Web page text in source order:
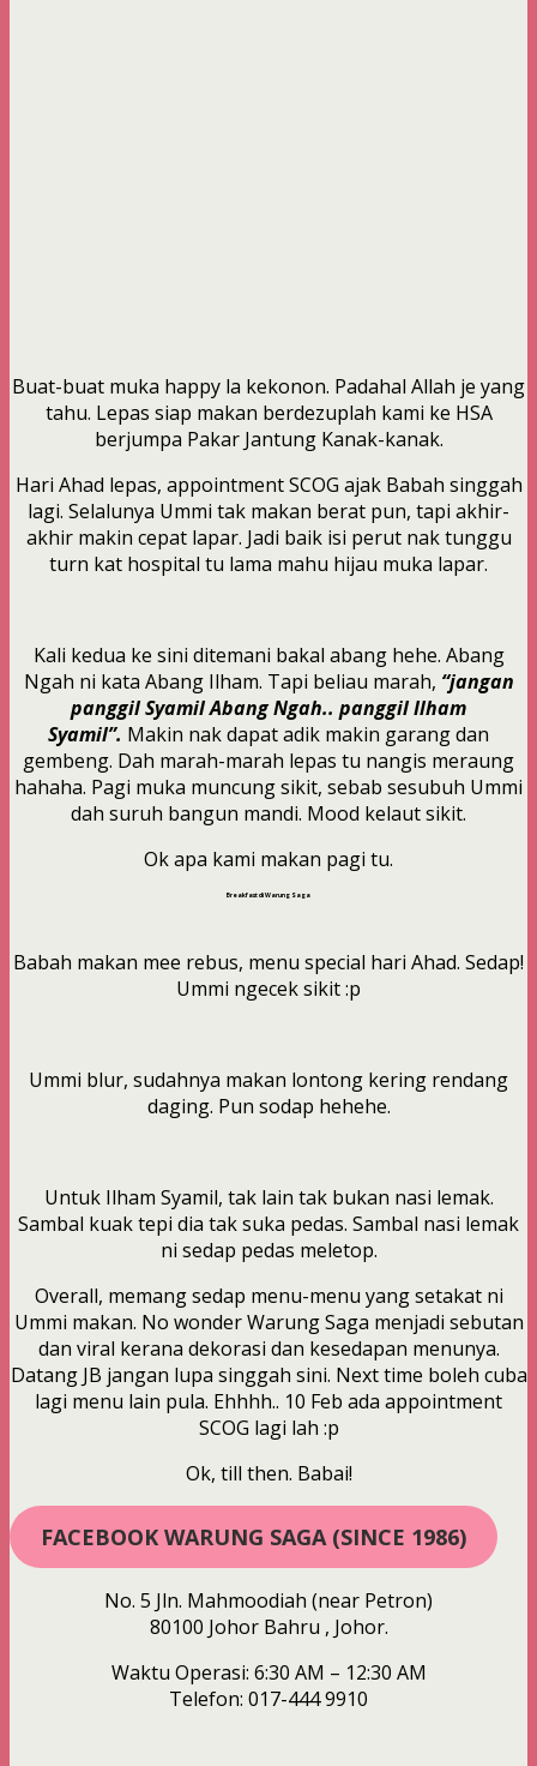
Buat-buat muka happy la kekonon. Padahal Allah je yang
tahu. Lepas siap makan berdezuplah kami ke HSA
berjumpa Pakar Jantung Kanak-kanak.
Hari Ahad lepas, appointment SCOG ajak Babah singgah
lagi. Selalunya Ummi tak makan berat pun, tapi akhir-
akhir makin cepat lapar. Jadi baik isi perut nak tunggu
turn kat hospital tu lama mahu hijau muka lapar.
Kali kedua ke sini ditemani bakal abang hehe. Abang
Ngah ni kata Abang Ilham. Tapi beliau marah, “jangan
panggil Syamil Abang Ngah.. panggil Ilham
Syamil”. Makin nak dapat adik makin garang dan
gembeng. Dah marah-marah lepas tu nangis meraung
hahaha. Pagi muka muncung sikit, sebab sesubuh Ummi
dah suruh bangun mandi. Mood kelaut sikit.
Ok apa kami makan pagi tu.
Breakfast di Warung Saga
Babah makan mee rebus, menu special hari Ahad. Sedap!
Ummi ngecek sikit :p
Ummi blur, sudahnya makan lontong kering rendang
daging. Pun sodap hehehe.
Untuk Ilham Syamil, tak lain tak bukan nasi lemak.
Sambal kuak tepi dia tak suka pedas. Sambal nasi lemak
ni sedap pedas meletop.
Overall, memang sedap menu-menu yang setakat ni
Ummi makan. No wonder Warung Saga menjadi sebutan
dan viral kerana dekorasi dan kesedapan menunya.
Datang JB jangan lupa singgah sini. Next time boleh cuba
lagi menu lain pula. Ehhhh.. 10 Feb ada appointment
SCOG lagi lah :p
Ok, till then. Babai!
FACEBOOK WARUNG SAGA (SINCE 1986)
No. 5 Jln. Mahmoodiah (near Petron)
80100 Johor Bahru , Johor.
Waktu Operasi: 6:30 AM – 12:30 AM
Telefon: 017-444 9910